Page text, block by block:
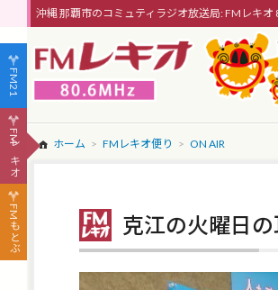
沖縄 那覇市のコミュティラジオ放送局: FMレキオ
ホーム FMレキオ便り ON AIR
克江の火曜日
FM21
FMレキオ
FMもとぶ